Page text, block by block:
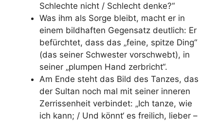
Schlechte nicht / Schlecht denke?“
Was ihm als Sorge bleibt, macht er in
einem bildhaften Gegensatz deutlich: Er
befürchtet, dass das „feine, spitze Ding“
(das seiner Schwester vorschwebt), in
seiner „plumpen Hand zerbricht“.
Am Ende steht das Bild des Tanzes, das
der Sultan noch mal mit seiner inneren
Zerrissenheit verbindet: „Ich tanze, wie
ich kann; / Und könnt‘ es freilich, lieber –